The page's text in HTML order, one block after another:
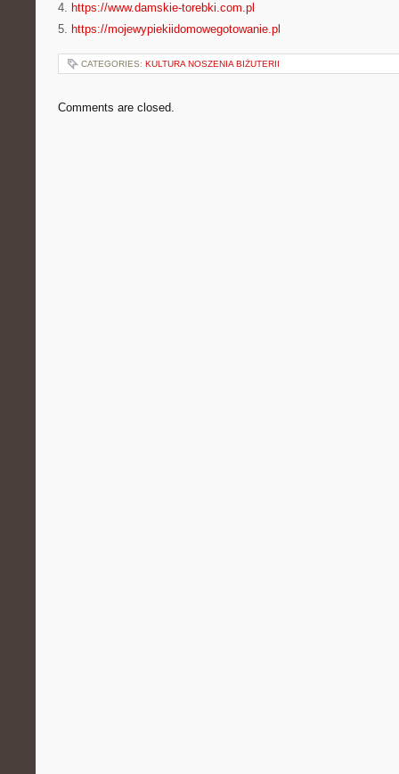
4. https://www.damskie-torebki.com.pl
5. https://mojewypiekiidomowegotowanie.pl
CATEGORIES: KULTURA NOSZENIA BIŻUTERII
Comments are closed.